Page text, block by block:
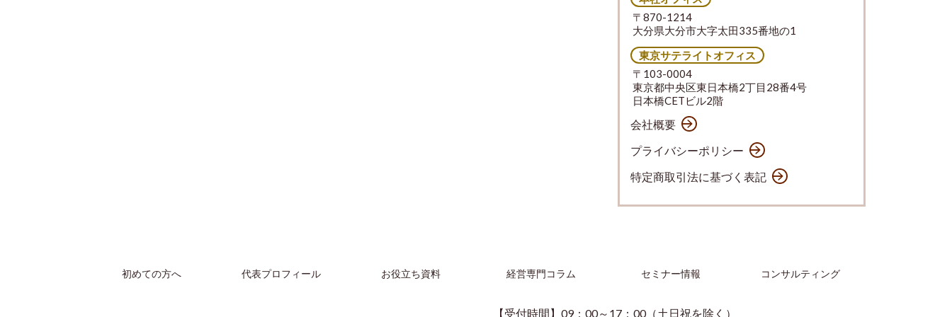
〒870-1214
大分県大分市大字太田335番地の1
東京サテライトオフィス
〒103-0004
東京都中央区東日本橋2丁目28番4号
日本橋CETビル2階
会社概要
プライバシーポリシー
特定商取引法に基づく表記
初めての方へ 代表プロフィール お役立ち資料 経営専門コラム セミナー情報 コンサルティング
【受付時間】09：00～17：00（土日祝を除く）